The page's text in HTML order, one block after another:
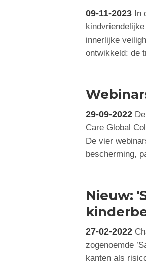
09-11-2023In
innerlijke
ontwikkeld: de
29-09-2022De
Care Global
De vier
bescherming,
Nieuw:
27-02-2022
zogenoemde
kanten als